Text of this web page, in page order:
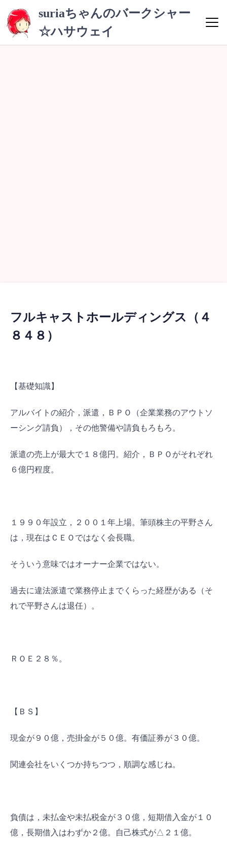
テ
suriaちゃんのバークシャー
☆ハサウェイ
フルキャストホールディングス（４
８４８）
【基礎知識】
アルバイトの紹介，派遣，ＢＰＯ（企業業務のアウトソ
ーシング請負），その他警備や請負もろもろ。
派遣の売上が最大で１８億円。紹介，ＢＰＯがそれぞれ
６億円程度。
１９９０年設立，２００１年上場。筆頭株主の平野さん
は，現在はＣＥＯではなく会長職。
そういう意味ではオーナー企業ではない。
過去に違法派遣で業務停止までくらった経歴がある（そ
れで平野さんは退任）。
ＲＯＥ２８％。
【ＢＳ】
現金が９０億，売掛金が５０億。有価証券が３０億。
関連会社をいくつか持ちつつ，順調な感じね。
負債は，未払金や未払税金が３０億，短期借入金が１０
億，長期借入はわずか２億。自己株式が△２１億。